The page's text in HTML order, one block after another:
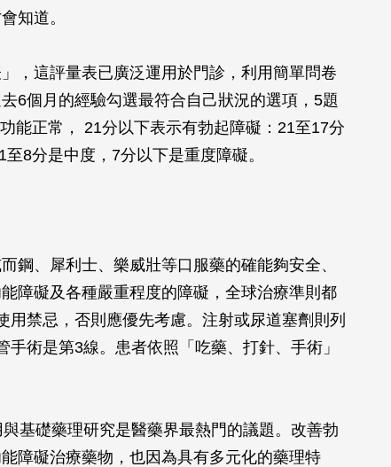
知道。
，這評量表已廣泛運用於門診，利用簡單問卷
6個月的經驗勾選最符合自己狀況的選項，5題
能正常， 21分以下表示有勃起障礙：21至17分
8分是中度，7分以下是重度障礙。
鋼、犀利士、樂威壯等口服藥的確能夠安全、
障礙及各種嚴重程度的障礙，全球治療準則都
用禁忌，否則應優先考慮。注射或尿道塞劑則列
術是第3線。患者依照「吃藥、打針、手術」
基礎藥理研究是醫藥界最熱門的議題。改善勃
障礙治療藥物，也因為具有多元化的藥理特